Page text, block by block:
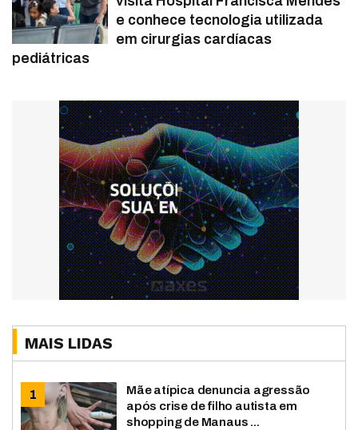
e conhece tecnologia utilizada
em cirurgias cardíacas
pediátricas
MAIS LIDAS
Mãe atípica denuncia agressão
após crise de filho autista em
shopping de Manaus ...